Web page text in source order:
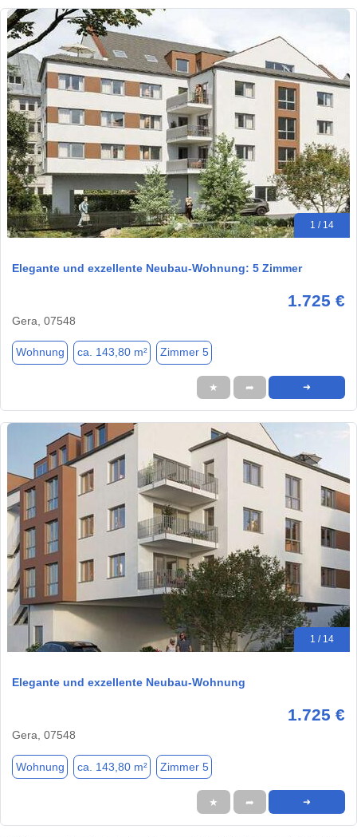
1 / 14
Elegante und exzellente Neubau-Wohnung: 5 Zimmer
1.725 €
Gera, 07548
Wohnung ca. 143,80 m² Zimmer 5
★ ➦ ➜
1 / 14
Elegante und exzellente Neubau-Wohnung
1.725 €
Gera, 07548
Wohnung ca. 143,80 m² Zimmer 5
★ ➦ ➜